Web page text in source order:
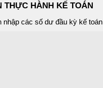
THỰC HÀNH KẾ TOÁN
nhập các số dư đầu kỳ kế toán